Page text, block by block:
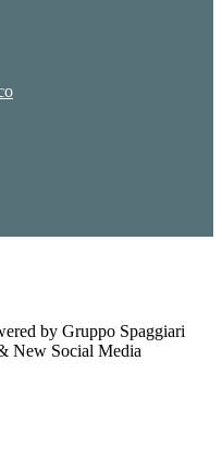
by Gruppo Spaggiari
New Social Media